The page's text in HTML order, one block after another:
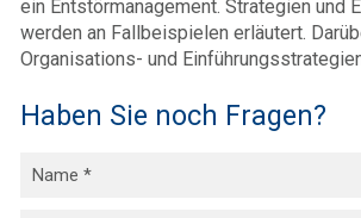
ein Entstörmanagement. Strategien und
werden an Fallbeispielen erläutert.
Organisations- und
Haben Sie noch Fragen?